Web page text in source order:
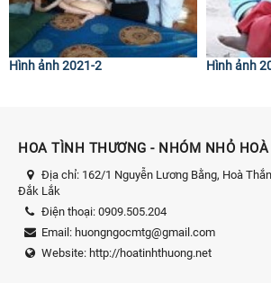
Hình ảnh 2021-2 Hình ảnh
HOA TÌNH THƯƠNG - NHÓM NHỎ
Địa chỉ: 162/1 Nguyễn Lương Bằng, Hoà
Đắk Lắk
Điện thoại: 0909.505.204
Email: huongngocmtg@gmail.com
Website: http://hoatinhthuong.net